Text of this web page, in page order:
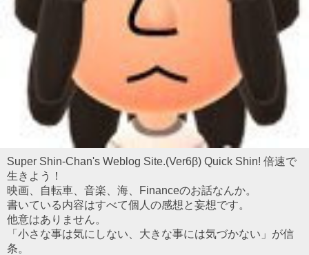
Super Shin-Chan's Weblog Site.(Ver6β) Quick Shin! 倍速で
生きよう！
映画、自転車、音楽、海、Financeのお話なんか。
書いている内容はすべて個人の感想と妄想です。
他意はありません。
「小さな事は気にしない、大きな事には気づかない」が信
条。